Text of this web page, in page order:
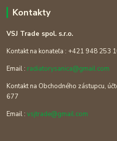
Kontakty
VSJ Trade spol. s.r.o.
Kontakt na konateľa : +421 948 253
Email : radiatorysanica@gmail.com
Kontakt na Obchodného zástupcu,
677
Email :vsjtrade@gmail.com